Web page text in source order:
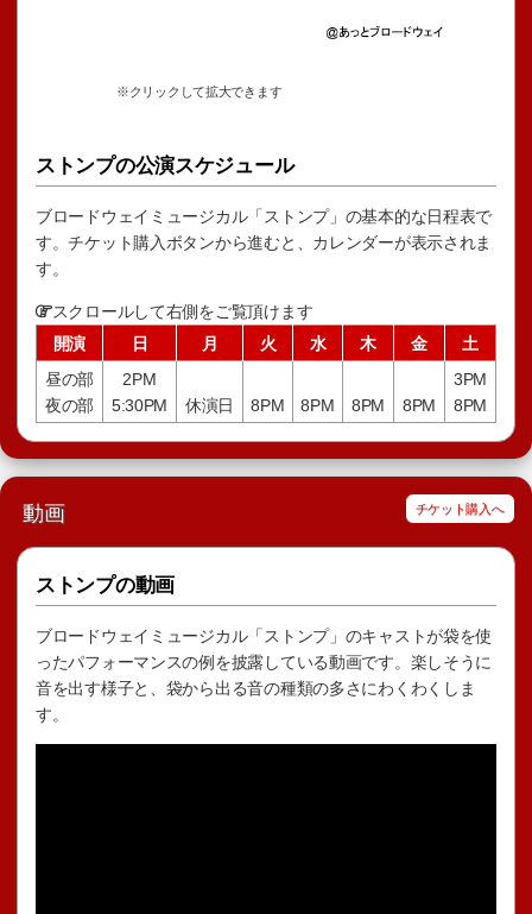
※クリックして拡大できます
ストンプの公演スケジュール
ブロードウェイミュージカル「ストンプ」の基本的な日程表で
す。チケット購入ボタンから進むと、カレンダーが表示されま
す。
スクロールして右側をご覧頂けます
開演
日 月 火 水 木 金
土
昼の部
夜の部
2PM
5:30PM
休演日 8PM 8PM 8PM 8PM
3PM
8PM
動画 チケット購入へ
ストンプの動画
ブロードウェイミュージカル「ストンプ」のキャストが袋を使
ったパフォーマンスの例を披露している動画です。楽しそうに
音を出す様子と、袋から出る音の種類の多さにわくわくしま
す。